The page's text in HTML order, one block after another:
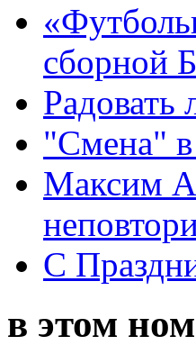
сборной
Радовать
"Смена"
Максим
С
в этом